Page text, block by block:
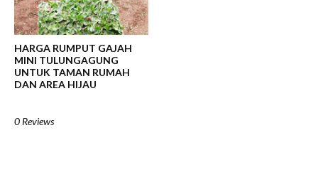
HARGA RUMPUT GAJAH
MINI TULUNGAGUNG
UNTUK TAMAN RUMAH
DAN AREA HIJAU
0 Reviews